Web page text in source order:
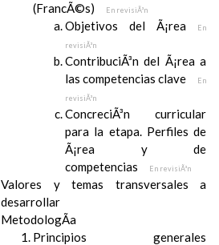
(FrancÃ©s) En revisiÃ³n
Objetivos del Ã¡rea
En
revisiÃ³n
ContribuciÃ³n del Ã¡rea a
las competencias clave
En
revisiÃ³n
ConcreciÃ³n curricular
para la etapa. Perfiles de
Ã¡rea y de
competencias
En revisiÃ³n
Valores y temas transversales a
desarrollar
MetodologÃ­a
Principios generales